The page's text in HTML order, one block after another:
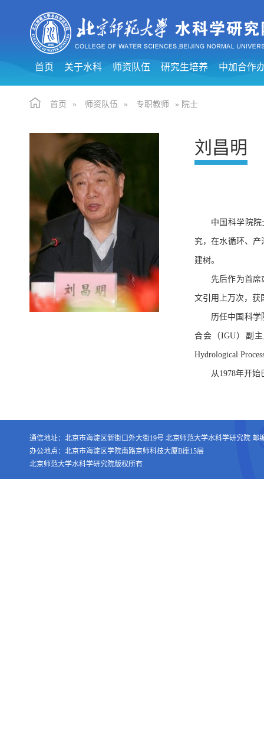
首页 关于水科 师资队伍 研究生培养 中加合作
首页 » 师资队伍 » 专职教师 » 院士
刘昌明
中国科学院
究，在水循环、
建树。
先后作为首席
文引用上万次，获
历任中国科学
合会（IGU）副
Hydrological
从1978年开
通信地址：北京市海淀区新街口外大街19号 北京师范大学水科学研究院 邮
办公地点：北京市海淀区学院南路京师科技大厦B座15层
北京师范大学水科学研究院版权所有